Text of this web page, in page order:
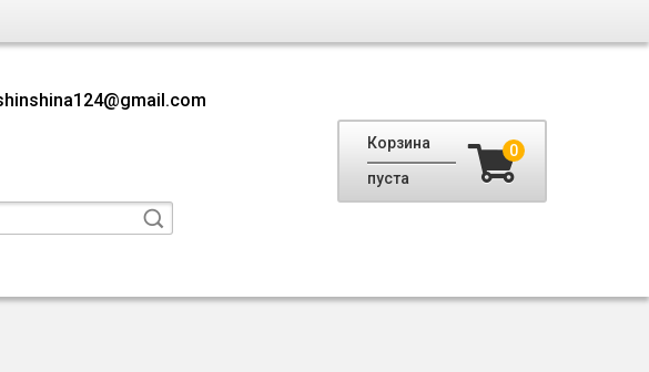
Корзина
пуста
0